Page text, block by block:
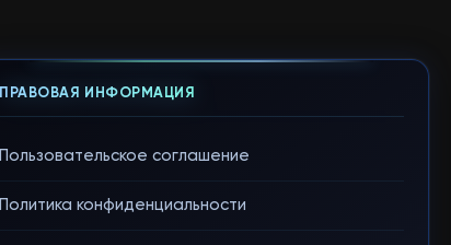
ПРАВОВАЯ ИНФОРМАЦИЯ
Пользовательское соглашение
Политика конфиденциальности